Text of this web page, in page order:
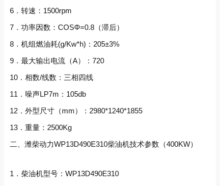
6．转速：1500rpm
7．功率因数：COSΦ=0.8（滞后）
8．机组燃油耗(g/Kw*h)：205±3%
9．最大输出电流（A）：720
10．相数/线数：三相四线
11．噪声LP7m：105db
12．外型尺寸（mm）：2980*1240*1855
13．重量：2500Kg
二、潍柴动力WP13D490E310柴油机技术参数（400KW）
1．柴油机型号：WP13D490E310